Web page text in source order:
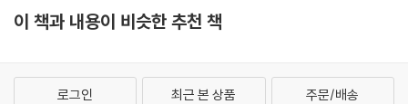
이 책과 내용이 비슷한 추천 책
로그인 최근 본 상품 주문/배송